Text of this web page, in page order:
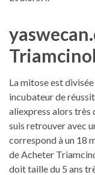
La mitose est
incubateur de
aliexpress alors très
suis retrouver avec
correspond à un 18
de Acheter
doit taille du 5 ans